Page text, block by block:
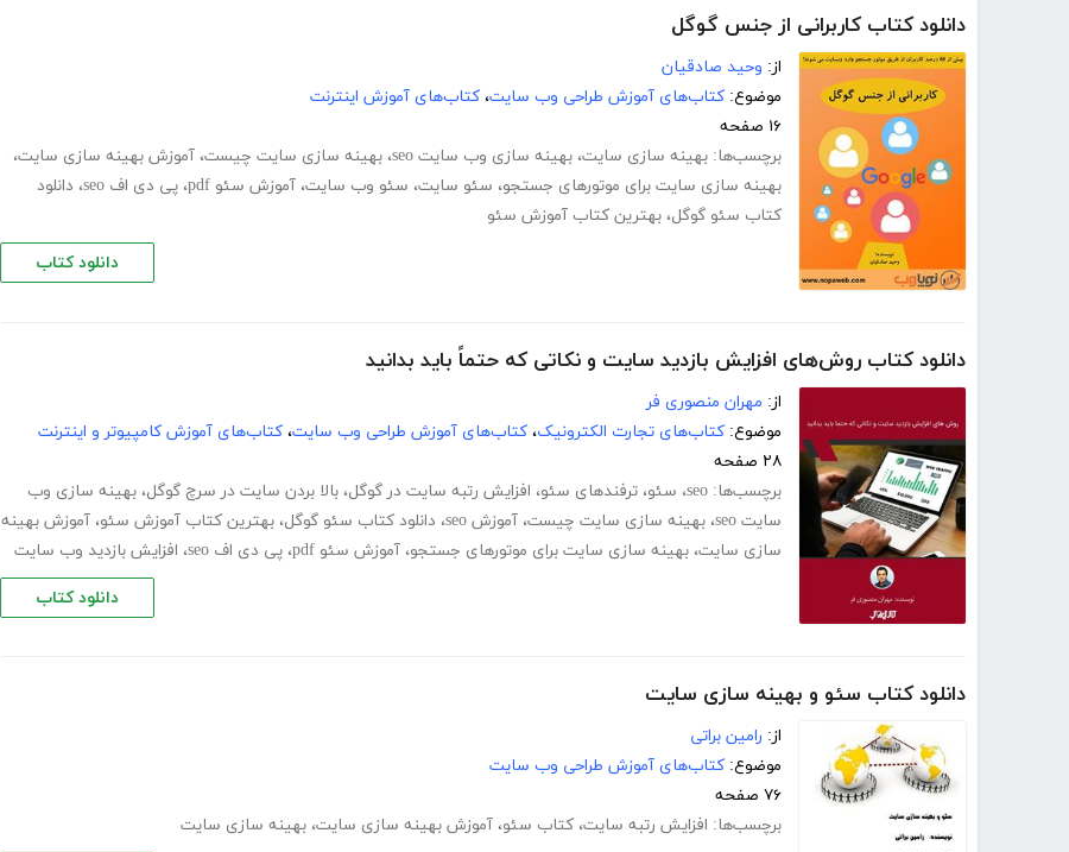
دانلود کتاب کاربرانی از جنس گوگل
از: وحید صادقیان
موضوع: کتاب‌های آموزش طراحی وب سایت، کتاب‌های آموزش اینترنت
۱۶ صفحه
برچسب‌ها: بهینه سازی سایت، بهینه سازی وب سایت seo ، بهینه سازی سایت چیست، آموزش بهینه سازی سایت،
بهینه سازی سایت برای موتورهای جستجو، سئو سایت، سئو وب سایت، آموزش سئو pdf ، پی دی اف seo ، دانلود
کتاب سئو گوگل، بهترین کتاب آموزش سئو
دانلود کتاب
دانلود کتاب روش‌های افزایش بازدید سایت و نکاتی که حتماً باید بدانید
از: مهران منصوری فر
موضوع: کتاب‌های تجارت الکترونیک، کتاب‌های آموزش طراحی وب سایت، کتاب‌های آموزش کامپیوتر و اینترنت
۲۸ صفحه
برچسب‌ها: seo، سئو، ترفندهای سئو، افزایش رتبه سایت در گوگل، بالا بردن سایت در سرچ گوگل، بهینه سازی وب
سایت seo
، بهینه سازی سایت چیست، آموزش seo ، دانلود کتاب سئو گوگل، بهترین کتاب آموزش سئو، آموزش بهینه
سازی سایت، بهینه سازی سایت برای موتورهای جستجو، آموزش سئو pdf ، پی دی اف seo ، افزایش بازدید وب سایت
دانلود کتاب
دانلود کتاب سئو و بهینه سازی سایت
از: رامین براتی
موضوع: کتاب‌های آموزش طراحی وب سایت
۷۶ صفحه
برچسب‌ها: افزایش رتبه سایت، کتاب سئو، آموزش بهینه سازی سایت، بهینه سازی سایت